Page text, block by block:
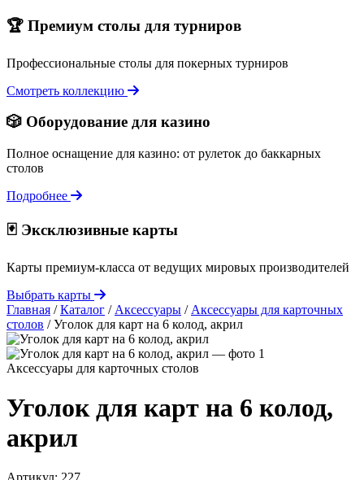
🏆 Премиум столы для турниров
Профессиональные столы для покерных турниров
Смотреть коллекцию
🎲 Оборудование для казино
Полное оснащение для казино: от рулеток до баккарных
столов
Подробнее
🃏 Эксклюзивные карты
Карты премиум-класса от ведущих мировых производителей
Выбрать карты
Главная / Каталог / Аксессуары / Аксессуары для карточных
столов / Уголок для карт на 6 колод, акрил
Аксессуары для карточных столов
Уголок для карт на 6 колод,
акрил